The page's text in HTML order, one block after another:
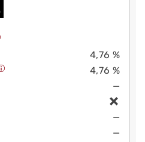
4,76 %
4,76 %
—
—
—